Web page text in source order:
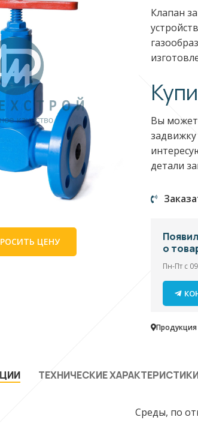
ЦЕНУ
Клапан
Вы
задвижку
детали
о
Пн-Пт с
Продукция
ТЕХНИЧЕСКИЕ
Среды, по